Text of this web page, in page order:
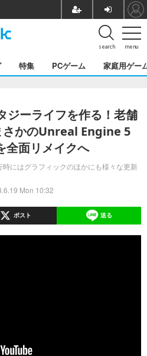
menu
search
特集 PCゲーム 家庭用ゲー
ジーライフを作る！老舗
かのUnreal Engine 5
全面リメイクへ
にはグラフィックのほかにも様々な更新
Mon 10:32
ポスト 送る